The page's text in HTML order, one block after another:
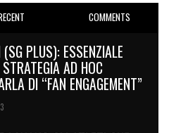
COMMENTS
PLUS): ESSENZIALE
AD HOC
DI “FAN ENGAGEMENT”